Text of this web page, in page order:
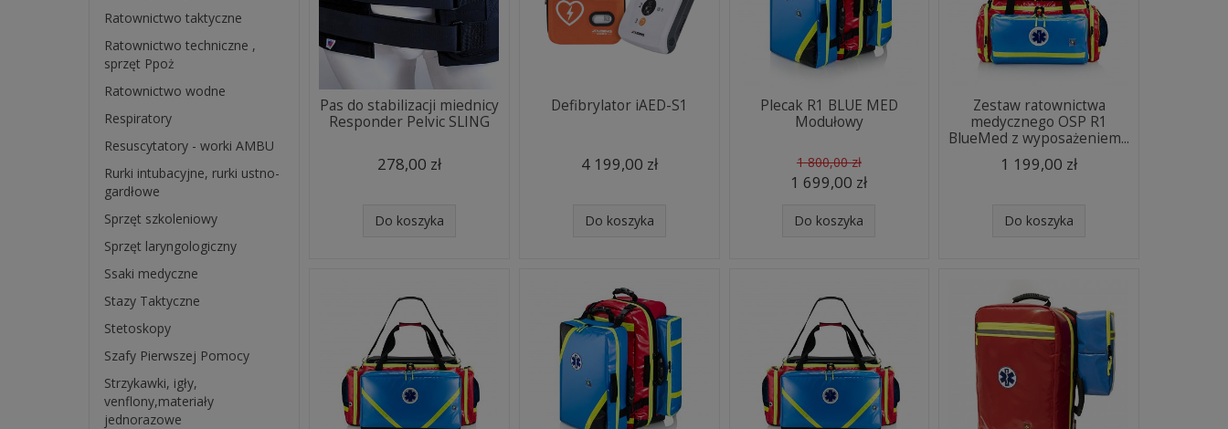
Pas do stabilizacji miednicy
Responder Pelvic SLING
278,00 zł
Do koszyka
Defibrylator iAED-S1
4 199,00 zł
Do koszyka
Plecak R1 BLUE MED
Modułowy
1 800,00 zł
1 699,00 zł
Do koszyka
Zestaw ratownictwa
medycznego OSP R1
BlueMed z wyposażeniem...
1 199,00 zł
Do koszyka
Ratownictwo taktyczne
Ratownictwo techniczne ,
sprzęt Ppoż
Ratownictwo wodne
Respiratory
Resuscytatory - worki AMBU
Rurki intubacyjne, rurki ustno-
gardłowe
Sprzęt szkoleniowy
Sprzęt laryngologiczny
Ssaki medyczne
Stazy Taktyczne
Stetoskopy
Szafy Pierwszej Pomocy
Strzykawki, igły,
venflony,materiały
jednorazowe